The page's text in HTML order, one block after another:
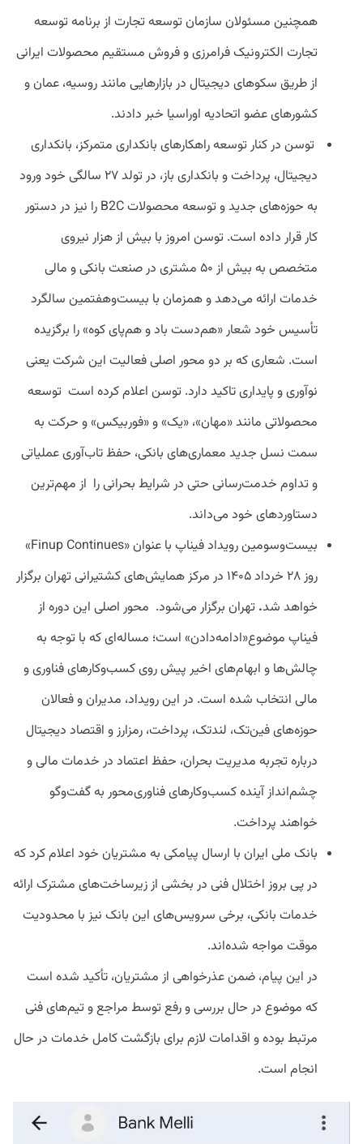
همچنین مسئولان سازمان توسعه تجارت از برنامه توسعه
تجارت الکترونیک فرامرزی و فروش مستقیم محصولات ایرانی
از طریق سکوهای دیجیتال در بازارهایی مانند روسیه، عمان و
کشورهای عضو اتحادیه اوراسیا خبر دادند.
توسن در کنار توسعه راهکارهای بانکداری متمرکز، بانکداری
دیجیتال، پرداخت و بانکداری باز، در تولد ۲۷ سالگی خود ورود
به حوزه‌های جدید و توسعه محصولات B2C را نیز در دستور
کار قرار داده است. توسن امروز با بیش از هزار نیروی
متخصص به بیش از ۵۰ مشتری در صنعت بانکی و مالی
خدمات ارائه می‌دهد و همزمان با بیست‌وهفتمین سالگرد
تأسیس خود شعار «هم‌دست باد و هم‌پای کوه» را برگزیده
است. شعاری که بر دو محور اصلی فعالیت این شرکت یعنی
نوآوری و پایداری تاکید دارد. توسن اعلام کرده است توسعه
محصولاتی مانند «مهان»، «یک» و «فوربیکس» و حرکت به
سمت نسل جدید معماری‌های بانکی، حفظ تاب‌آوری عملیاتی
و تداوم خدمت‌رسانی حتی در شرایط بحرانی را از مهم‌ترین
دستاوردهای خود می‌داند.
بیست‌وسومین رویداد فیناپ با عنوان «Finup Continues»
روز ۲۸ خرداد ۱۴۰۵ در مرکز همایش‌های کشتیرانی تهران برگزار
خواهد شد. تهران برگزار می‌شود. محور اصلی این دوره از
فیناپ موضوع«ادامه‌دادن» است؛ مساله‌ای که با توجه به
چالش‌ها و ابهام‌های اخیر پیش روی کسب‌وکارهای فناوری و
مالی انتخاب شده است. در این رویداد، مدیران و فعالان
حوزه‌های فین‌تک، لندتک، پرداخت، رمزارز و اقتصاد دیجیتال
درباره تجربه مدیریت بحران، حفظ اعتماد در خدمات مالی و
چشم‌انداز آینده کسب‌وکارهای فناوری‌محور به گفت‌وگو
خواهند پرداخت.
بانک ملی ایران با ارسال پیامکی به مشتریان خود اعلام کرد که
در پی بروز اختلال فنی در بخشی از زیرساخت‌های مشترک ارائه
خدمات بانکی، برخی سرویس‌های این بانک نیز با محدودیت
موقت مواجه شده‌اند.
در این پیام، ضمن عذرخواهی از مشتریان، تأکید شده است
که موضوع در حال بررسی و رفع توسط مراجع و تیم‌های فنی
مرتبط بوده و اقدامات لازم برای بازگشت کامل خدمات در حال
انجام است.